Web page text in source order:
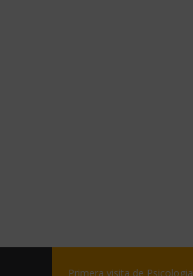
Primera visita de Psicologia